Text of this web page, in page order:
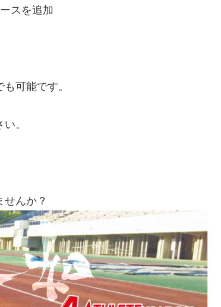
スを追加
可能です。
。
せんか？